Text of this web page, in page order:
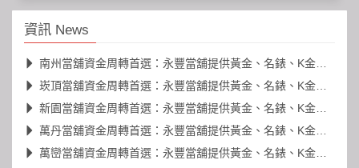
資訊 News
南州當舖資金周轉首選：永豐當舖提供黃金、名錶、K金高價典當
崁頂當舖資金周轉首選：永豐當舖提供黃金、名錶、K金高價典當
新園當舖資金周轉首選：永豐當舖提供黃金、名錶、K金高價典當
萬丹當舖資金周轉首選：永豐當舖提供黃金、名錶、K金高價典當
萬巒當舖資金周轉首選：永豐當舖提供黃金、名錶、K金高價典當